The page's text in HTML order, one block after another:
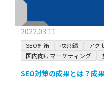
2022.03.11
SEO対策 改善編
アク
国内向けマーケティング
SEO対策の成果とは？成